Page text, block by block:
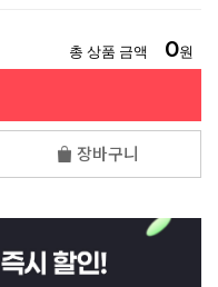
총 상품 금액 0원
장바구니